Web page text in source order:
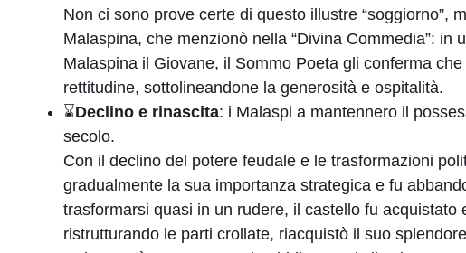
Non ci sono prove certe di questo illustre “soggiorno”,
Malaspina, che menzionò nella “Divina Commedia”:
Malaspina il Giovane, il Sommo Poeta gli conferma
rettitudine, sottolineandone la generosità e ospitalità.
⌛Declino e rinascita: i Malaspi a mantennero il
secolo.
Con il declino del potere feudale e le trasformazioni
gradualmente la sua importanza strategica e fu
trasformarsi quasi in un rudere, il castello fu
ristrutturando le parti crollate, riacquistò il suo